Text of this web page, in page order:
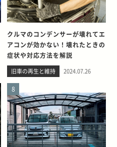
クルマのコンデンサーが壊れてエ
アコンが効かない！壊れたときの
症状や対応方法を解説
旧車の再生と維持 2024.07.26
8